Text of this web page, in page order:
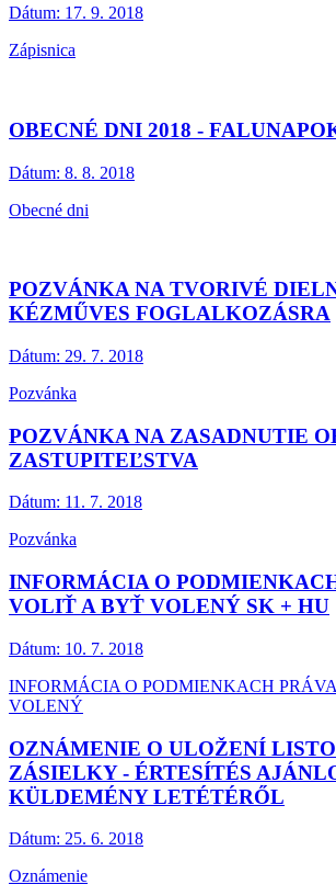
Dátum: 17. 9. 2018
Zápisnica
OBECNÉ DNI 2018 -
Dátum: 8. 8. 2018
Obecné dni
POZVÁNKA NA TVORIVÉ
KÉZMŰVES FOGLALKOZÁSRA
Dátum: 29. 7. 2018
Pozvánka
POZVÁNKA NA ZASADNUTIE
ZASTUPITEĽSTVA
Dátum: 11. 7. 2018
Pozvánka
INFORMÁCIA O
VOLIŤ A BYŤ VOLENÝ SK + HU
Dátum: 10. 7. 2018
INFORMÁCIA O PODMIENKACH
VOLENÝ
OZNÁMENIE O ULOŽENÍ
ZÁSIELKY - ÉRTESÍTÉS
KÜLDEMÉNY LETÉTÉRŐL
Dátum: 25. 6. 2018
Oznámenie